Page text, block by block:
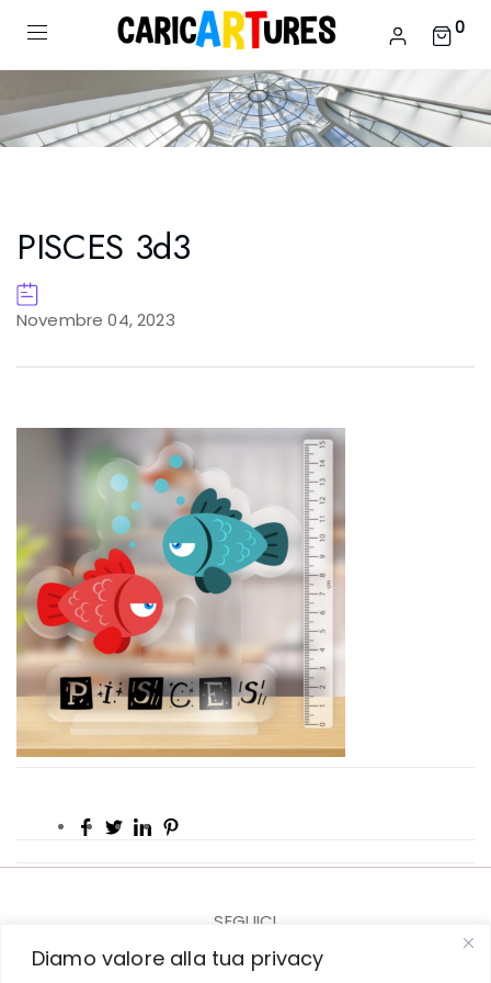
Diamo valore alla tua privacy
0
PISCES 3d3
Novembre 04, 2023
SEGUICI